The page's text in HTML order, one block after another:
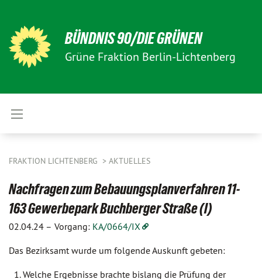
BÜNDNIS 90/DIE GRÜNEN
Grüne Fraktion Berlin-Lichtenberg
FRAKTION LICHTENBERG AKTUELLES
Nachfragen zum Bebauungsplanverfahren 11-
163 Gewerbepark Buchberger Straße (I)
02.04.24 – Vorgang: KA/0664/IX
Das Bezirksamt wurde um folgende Auskunft gebeten:
Welche Ergebnisse brachte bislang die Prüfung der